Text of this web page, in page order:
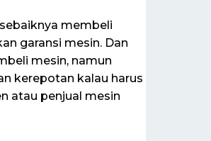
membeli
garansi mesin. Dan
mesin, namun
kerepotan kalau harus
atau penjual mesin